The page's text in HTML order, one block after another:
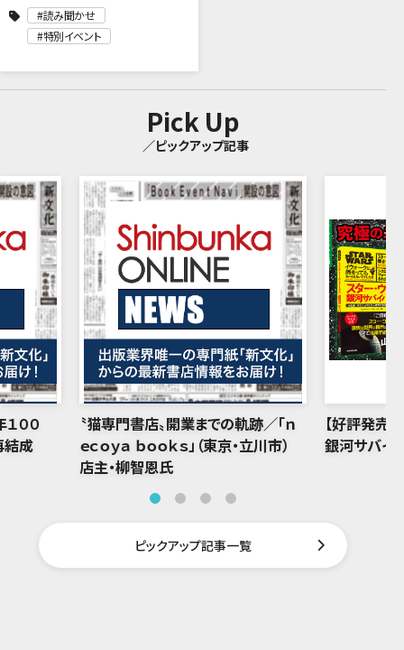
読み聞かせ
特別イベント
Pick Up
／ピックアップ記事
００
結成
〝猫専門書店〟開業までの軌跡／「ｎ
ｅｃｏｙａ ｂｏｏｋｓ」（東京・立川市）
店主・柳智恩氏
【好評発売中
銀河サバイ
ピックアップ記事一覧